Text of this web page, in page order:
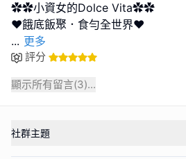
✿✿小資女的Dolce Vita✿✿
... 更多
評分
顯示所有留言(3)...
社群主題